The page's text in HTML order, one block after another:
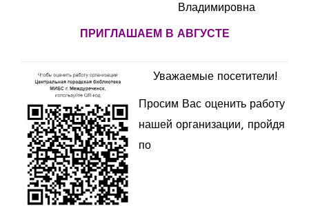
Владимировна
ПРИГЛАШАЕМ В АВГУСТЕ
Уважаемые посетители!
Просим Вас оценить работу
нашей организации, пройдя
по